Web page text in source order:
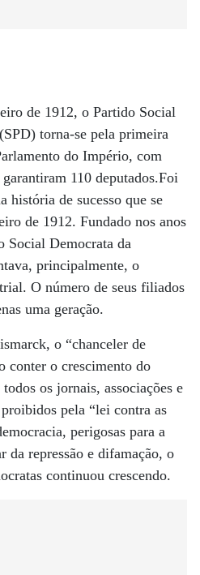
de 1912, o Partido Social
torna-se pela primeira
do Império, com
110 deputados.Foi
história de sucesso que se
de 1912. Fundado nos anos
Social Democrata da
principalmente, o
O número de seus filiados
uma geração.
o “chanceler de
conter o crescimento do
os jornais, associações e
pela “lei contra as
perigosas para a
da repressão e difamação, o
continuou crescendo.